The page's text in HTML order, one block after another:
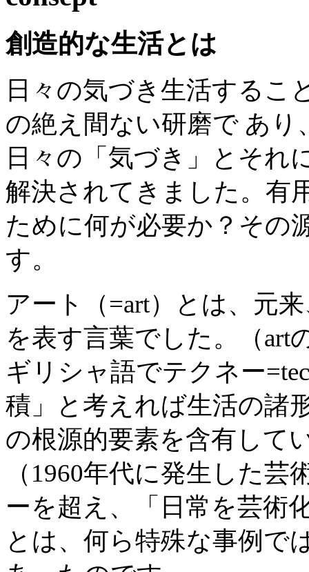
創造的な生活とは
日々の気づき生活するこ
の絶え間ない研磨で あ
日々の「気づき」とそれ
解決されてきました。有
ために何が必要か？その
す。
アート（=art）とは、元
を表す言葉でした。（art
ギリシャ語でテクネー
積」と考えれば生活の諸
の根源的要素を含有して
（1960年代に発生した
ーを超え、「日常を芸術
とは、何ら特殊な事例で